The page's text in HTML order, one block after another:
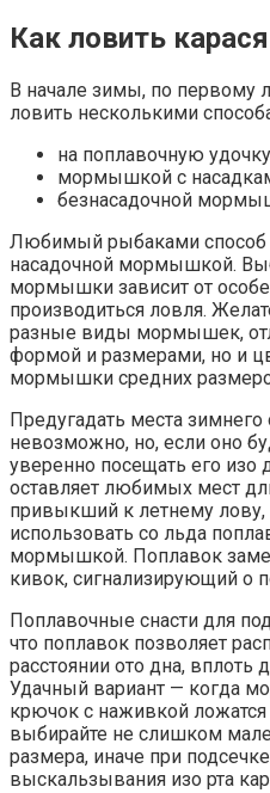
Как ловить
В начале зимы, по первому
ловить несколькими
на поплавочную
мормышкой с
безнасадочной
Любимый рыбаками способ
насадочной мормышкой.
мормышки зависит от
производиться ловля.
разные виды мормышек,
формой и размерами, но и
мормышки средних
Предугадать места
невозможно, но, если оно
уверенно посещать его изо
оставляет любимых мест
привыкший к летнему
использовать со льда
мормышкой. Поплавок
кивок, сигнализирующий о
Поплавочные снасти для
что поплавок позволяет
расстоянии ото дна, вплоть
Удачный вариант — когда
крючок с наживкой
выбирайте не слишком
размера, иначе при
выскальзывания изо рта